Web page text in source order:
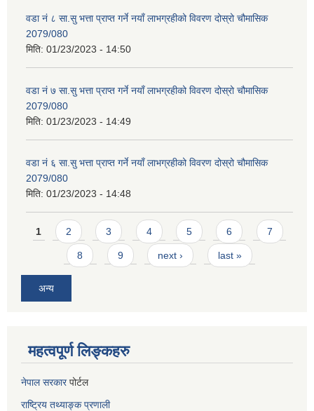
वडा नं ८ सा.सु भत्ता प्राप्त गर्ने नयाँ लाभग्रहीको विवरण दोस्रो चौमासिक
2079/080
मिति: 01/23/2023 - 14:50
वडा नं ७ सा.सु भत्ता प्राप्त गर्ने नयाँ लाभग्रहीको विवरण दोस्रो चौमासिक
2079/080
मिति: 01/23/2023 - 14:49
वडा नं ६ सा.सु भत्ता प्राप्त गर्ने नयाँ लाभग्रहीको विवरण दोस्रो चौमासिक
2079/080
मिति: 01/23/2023 - 14:48
Pages
1 2 3 4 5 6 7
8 9 next › last »
अन्य
महत्वपूर्ण लिङ्कहरु
नेपाल सरकारपोर्टल
राष्ट्रिय तथ्याङ्क प्रणाली